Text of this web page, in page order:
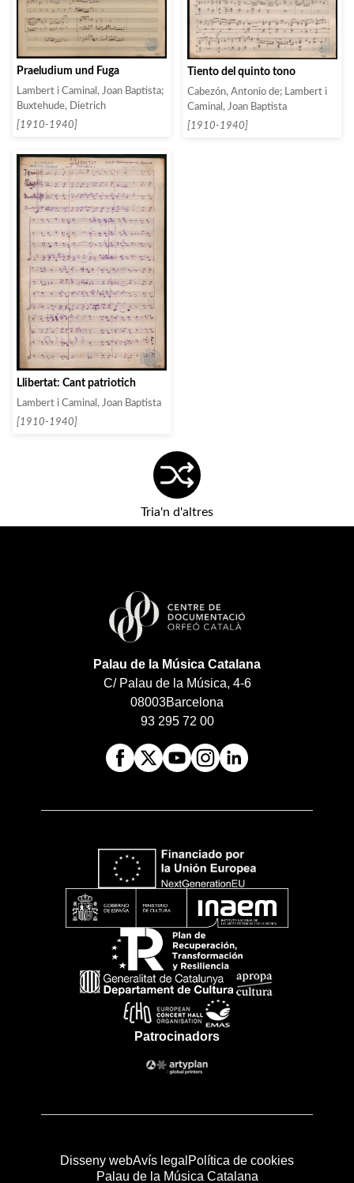
Praeludium und Fuga
Lambert i Caminal, Joan Baptista;
Buxtehude, Dietrich
[1910-1940]
Tiento del quinto tono
Cabezón, Antonio de; Lambert i
Caminal, Joan Baptista
[1910-1940]
Llibertat: Cant patriotich
Lambert i Caminal, Joan Baptista
[1910-1940]
Tria'n d'altres
Palau de la Música Catalana
C/ Palau de la Música, 4-6
08003Barcelona
93 295 72 00
Patrocinadors
Disseny webAvís legal Política de cookies
Palau de la Música Catalana